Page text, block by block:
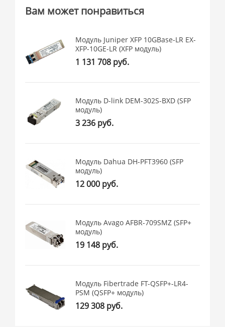
Вам может понравиться
Модуль Juniper XFP 10GBase-LR EX-
XFP-10GE-LR (XFP модуль)
1 131 708 руб.
Модуль D-link DEM-302S-BXD (SFP
модуль)
3 236 руб.
Модуль Dahua DH-PFT3960 (SFP
модуль)
12 000 руб.
Модуль Avago AFBR-709SMZ (SFP+
модуль)
19 148 руб.
Модуль Fibertrade FT-QSFP+-LR4-
PSM (QSFP+ модуль)
129 308 руб.